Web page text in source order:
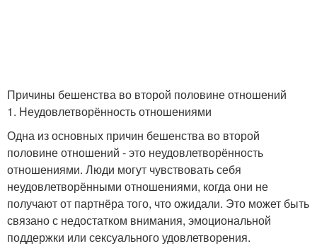
Причины бешенства во второй половине отношений
1. Неудовлетворённость отношениями
Одна из основных причин бешенства во второй
половине отношений - это неудовлетворённость
отношениями. Люди могут чувствовать себя
неудовлетворёнными отношениями, когда они не
получают от партнёра того, что ожидали. Это может быть
связано с недостатком внимания, эмоциональной
поддержки или сексуального удовлетворения.